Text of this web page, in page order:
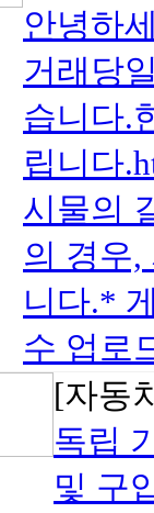
안녕하
거래당
습니다.
립니다
시물의
의 경우,
니다.*
수 업로
[자동
독립
및 구